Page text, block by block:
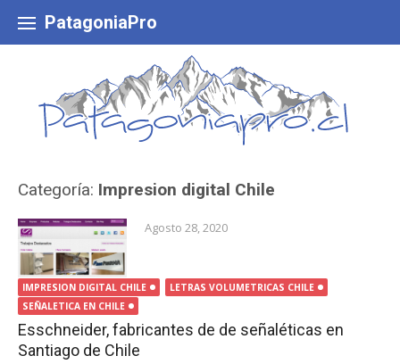
content
PatagoniaPro
Categoría: Impresion digital Chile
Agosto 28, 2020
IMPRESION DIGITAL CHILE
LETRAS VOLUMETRICAS CHILE
SEÑALETICA EN CHILE
Esschneider, fabricantes de de señaléticas en
Santiago de Chile